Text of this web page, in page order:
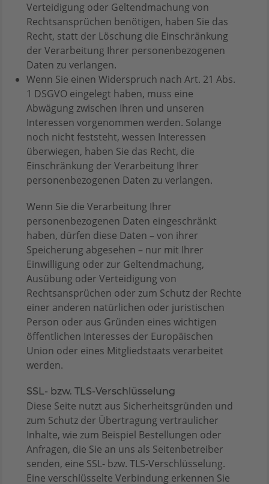
Verteidigung oder Geltendmachung von
Rechtsansprüchen benötigen, haben Sie das
Recht, statt der Löschung die Einschränkung
der Verarbeitung Ihrer personenbezogenen
Daten zu verlangen.
Wenn Sie einen Widerspruch nach Art. 21 Abs.
1 DSGVO eingelegt haben, muss eine
Abwägung zwischen Ihren und unseren
Interessen vorgenommen werden. Solange
noch nicht feststeht, wessen Interessen
überwiegen, haben Sie das Recht, die
Einschränkung der Verarbeitung Ihrer
personenbezogenen Daten zu verlangen.
Wenn Sie die Verarbeitung Ihrer
personenbezogenen Daten eingeschränkt
haben, dürfen diese Daten – von ihrer
Speicherung abgesehen – nur mit Ihrer
Einwilligung oder zur Geltendmachung,
Ausübung oder Verteidigung von
Rechtsansprüchen oder zum Schutz der Rechte
einer anderen natürlichen oder juristischen
Person oder aus Gründen eines wichtigen
öffentlichen Interesses der Europäischen
Union oder eines Mitgliedstaats verarbeitet
werden.
SSL- bzw. TLS-Verschlüsselung
Diese Seite nutzt aus Sicherheitsgründen und
zum Schutz der Übertragung vertraulicher
Inhalte, wie zum Beispiel Bestellungen oder
Anfragen, die Sie an uns als Seitenbetreiber
senden, eine SSL- bzw. TLS-Verschlüsselung.
Eine verschlüsselte Verbindung erkennen Sie